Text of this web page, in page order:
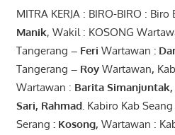
MITRA KERJA : BIRO-BIRO :
Manik, Wakil : KOSONG
Tangerang – Feri Wartawan :
Tangerang – RoyWartawan,
Wartawan : Barita Simanjuntak,
Sari, Rahmad. Kabiro Kab Seang
Serang : Kosong, Wartawan :